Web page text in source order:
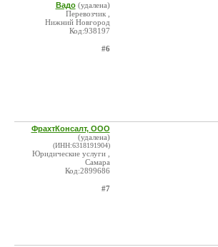
Вадо (удалена)
Перевозчик ,
Нижний Новгород
Код:938197
#6
ФрахтКонсалт, ООО
(удалена)
(ИНН:6318191904)
Юридические услуги ,
Самара
Код:2899686
#7